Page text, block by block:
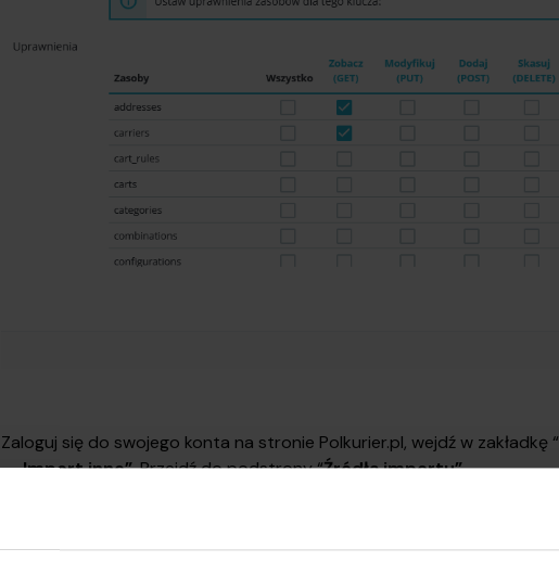
Zaloguj się do swojego konta na stronie Polkurier.pl, wejdź w zakładkę “
→ Import inne”. Przejdź do podstrony “Źródła importu”.